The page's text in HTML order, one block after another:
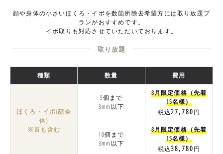
顔や身体の小さいほくろ・イボを数箇所除去希望方には取り放題プ
ランがおすすめです。
イボ取りも対応させていただいております。
取り放題
種類 数量 費用
ほくろ・イボ(顔全
体)
※首も含む
5個まで
3mm以下
8月限定価格（先着
15名様）
税込27,780円
10個まで
3mm以下
8月限定価格（先着
15名様）
税込38,780円